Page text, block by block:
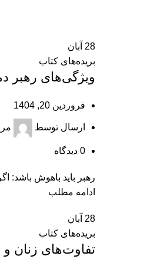
28 آبان
بریده‌های کتاب
ویژگی‌های رهبر
فروردین 20, 1404
ارسال توسط
0 دیدگاه
رهبر باید باهوش باشد:
ادامه مطلب
28 آبان
بریده‌های کتاب
تفاوت‌های زنان